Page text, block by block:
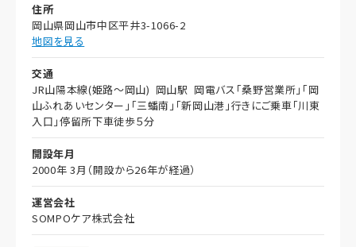
住所
岡山県岡山市中区平井3-1066-2
地図を見る
交通
JR山陽本線(姫路～岡山) 岡山駅 岡電バス「桑野営業所」「岡
山ふれあいセンター」「三蟠南」「新岡山港」行きにご乗車「川東
入口」停留所下車徒歩５分
開設年月
2000年 3月（開設から26年が経過）
運営会社
SOMPOケア株式会社